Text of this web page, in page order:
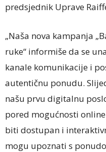
predsjednik Uprave
„Naša nova kampanja
ruke“ informiše da se
kanale komunikacije i
autentičnu ponudu.
našu prvu digitalnu
pored mogućnosti
biti dostupan i
mogu upoznati s